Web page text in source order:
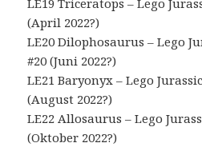
(April 2022?)
LE20 Dilophosaurus – Lego
#20 (Juni 2022?)
LE21 Baryonyx – Lego
(August 2022?)
LE22 Allosaurus – Lego
(Oktober 2022?)